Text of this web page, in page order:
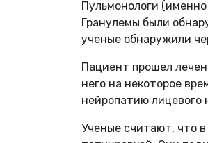
Пульмонологи
Гранулемы были
ученые обнаружили
Пациент прошел
него на некоторое
нейропатию лицевого
Ученые считают, что